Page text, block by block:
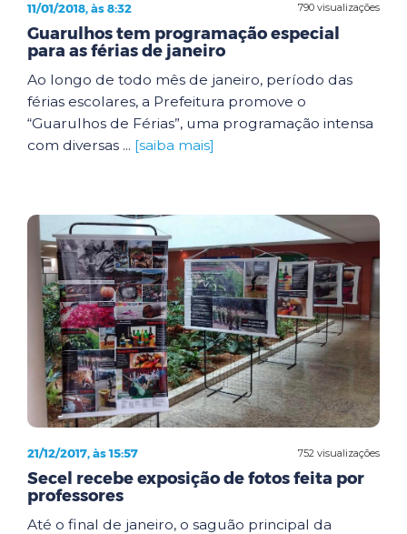
790 visualizações
11/01/2018, às 8:32
Guarulhos tem programação especial
para as férias de janeiro
Ao longo de todo mês de janeiro, período das
férias escolares, a Prefeitura promove o
“Guarulhos de Férias”, uma programação intensa
com diversas ... [saiba mais]
752 visualizações
21/12/2017, às 15:57
Secel recebe exposição de fotos feita por
professores
Até o final de janeiro, o saguão principal da